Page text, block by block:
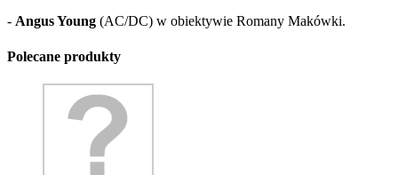
- Angus Young (AC/DC) w obiektywie Romany Makówki.
Polecane produkty